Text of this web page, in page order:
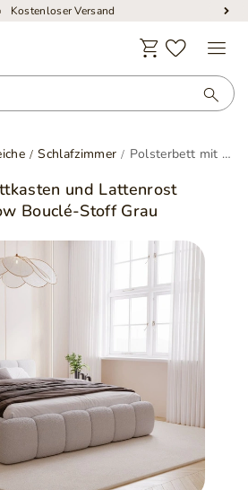
Kostenloser Versand
Schlafzimmer Polsterbett mit Bettkasten und Lattenrost 120x200 Cloud Low Bouclé-Stoff Grau
und Lattenrost
Bouclé-Stoff Grau